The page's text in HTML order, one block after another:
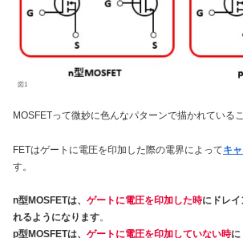
図1
MOSFETって微妙に色んなパターンで描かれている
FETはゲートに電圧を印加した際の電界によってキ
す。
n型MOSFETは、 ゲートに電圧を印加した時にドレイ
れるようになります。
p型MOSFETは、 ゲートに電圧を印加していない時に